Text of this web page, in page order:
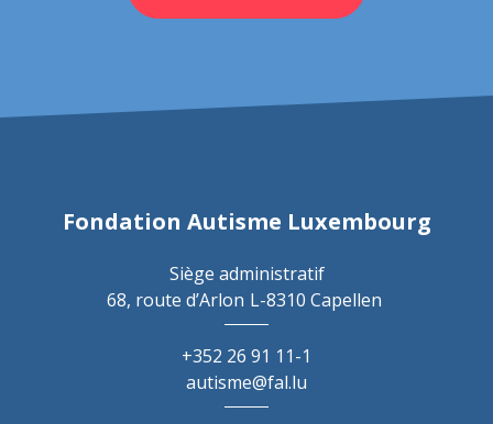
Fondation Autisme Luxembourg
Siège administratif
68, route d’Arlon L-8310 Capellen
+352 26 91 11-1
autisme@fal.lu